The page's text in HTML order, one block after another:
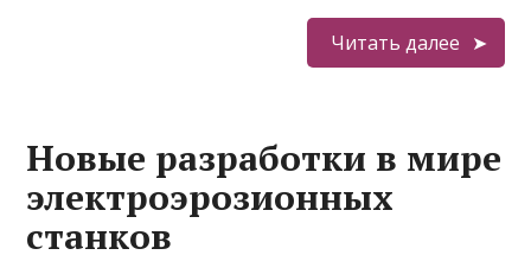
Читать далее
Новые разработки в мире
электроэрозионных
станков